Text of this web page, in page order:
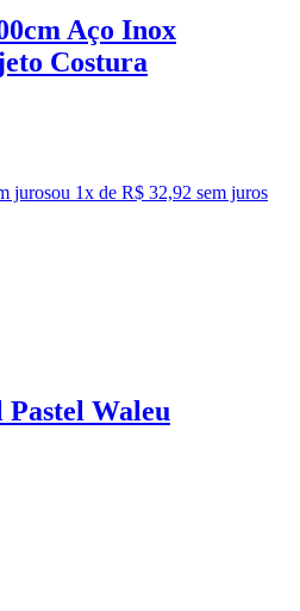
Aço Inox
Costura
jurosou 1x de R$ 32,92 sem juros
Pastel Waleu